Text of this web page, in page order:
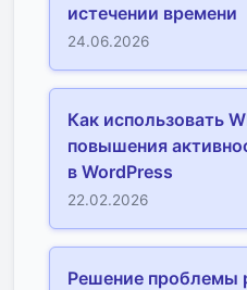
истечении времени
24.06.2026
Как использовать
повышения
в WordPress
22.02.2026
Решение проблемы